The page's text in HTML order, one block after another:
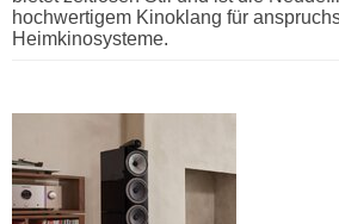
hochwertigem Kinoklang für
Heimkinosysteme.